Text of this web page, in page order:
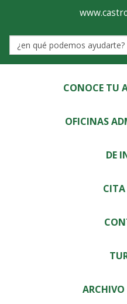
de
Castro-
UrdialesCONOCE TU
OFICINAS
DE
CITA